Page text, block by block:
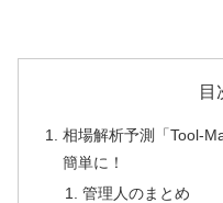
目
相場解析予測「Tool-
簡単に！
管理人のまとめ